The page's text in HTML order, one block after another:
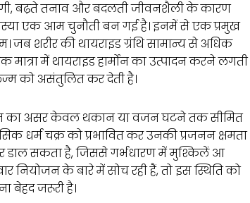
बढ़ते तनाव और बदलती जीवनशैली के कारण
एक आम चुनौती बन गई है। इनमें से एक प्रमुख
जब शरीर की थायराइड ग्रंथि सामान्य से अधिक
मात्रा में थायराइड हार्मोन का उत्पादन करने लगती
को असंतुलित कर देती है।
का असर केवल थकान या वजन घटने तक सीमित
धर्म चक्र को प्रभावित कर उनकी प्रजनन क्षमता
डाल सकता है, जिससे गर्भधारण में मुश्किलें आ
नियोजन के बारे में सोच रही हैं, तो इस स्थिति को
बेहद जरूरी है।